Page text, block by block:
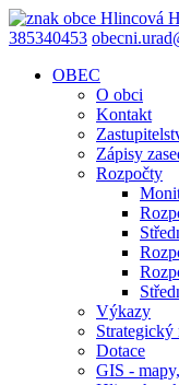
385340453
OBEC
O obci
Kontakt
Zápisy
Rozpočty
Výkazy
Dotace
GIS -